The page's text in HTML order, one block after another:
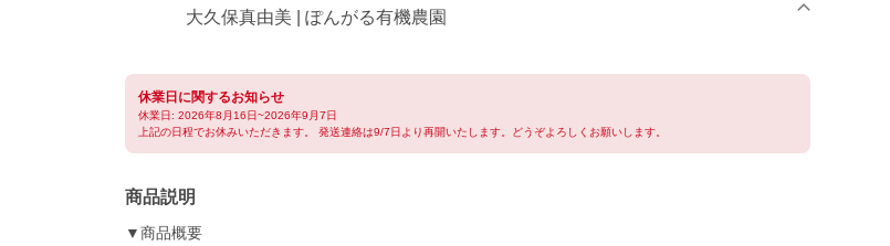
大久保真由美 | ぽんがる有機農園
休業日に関するお知らせ
休業日: 2026年8月16日~2026年9月7日
上記の日程でお休みいただきます。 発送連絡は9/7日より再開いたします。どうぞよろしくお願いします。
商品説明
▼商品概要